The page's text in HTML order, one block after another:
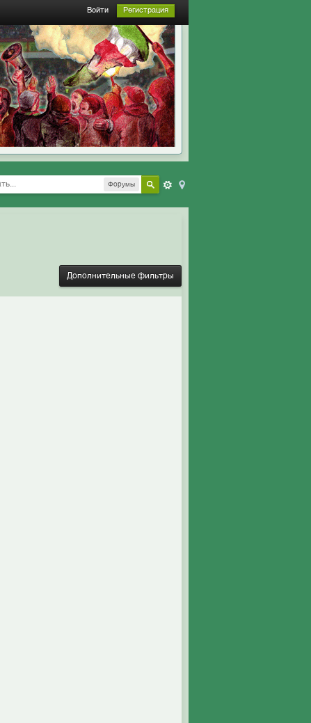
Войти Регистрация
Форумы
Дополнительные фильтры